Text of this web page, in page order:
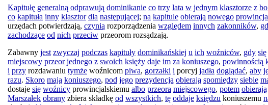
Kapitułę generalną odprawują dominikanie co trzy lata w jednym klasztorze z
co kapituła inny klasztor dla następującej; na kapitule obierają nowego
urzędach potwierdzają, czynią rozporządzenia względem innych zakonników,
zachodzące od nich przeciw przeorom rozsądzają.
Zabawny jest zwyczaj podczas kapituły dominikańskiej u ich woźniców, gdy się
miejscowy przeor jednego z swoich księży daje im za koniuszego, powinnością
i przy rozdawaniu tymże woźnicom piwa, gorzałki i porcyj jadła doglądać, aby
razu. Skoro mają koniuszego, pod jego prezydencją obierają spomiędzy siebie
dostaje się woźnicy prowincjalskiemu albo przeora miejscowego, potem obierają
Marszałek obrany zbiera składkę od wszystkich, tę oddaje księdzu koniuszemu